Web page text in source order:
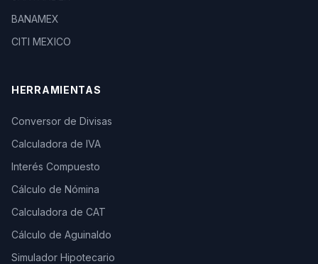
BANAMEX
CITI MEXICO
HERRAMIENTAS
Conversor de Divisas
Calculadora de IVA
Interés Compuesto
Cálculo de Nómina
Calculadora de CAT
Cálculo de Aguinaldo
Simulador Hipotecario